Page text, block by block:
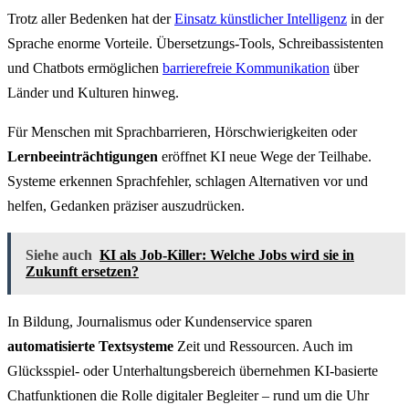
Trotz aller Bedenken hat derEinsatz künstlicher Intelligenz in der
Sprache enorme Vorteile. Übersetzungs-Tools, Schreibassistenten
und Chatbots ermöglichen barrierefreie Kommunikation über
Länder und Kulturen hinweg.
Für Menschen mit Sprachbarrieren, Hörschwierigkeiten oder
Lernbeeinträchtigungen eröffnet KI neue Wege der Teilhabe.
Systeme erkennen Sprachfehler, schlagen Alternativen vor und
helfen, Gedanken präziser auszudrücken.
Siehe auch KI als Job-Killer: Welche Jobs wird sie in
Zukunft ersetzen?
In Bildung, Journalismus oder Kundenservice sparen
automatisierte Textsysteme Zeit und Ressourcen. Auch im
Glücksspiel- oder Unterhaltungsbereich übernehmen KI-basierte
Chatfunktionen die Rolle digitaler Begleiter – rund um die Uhr